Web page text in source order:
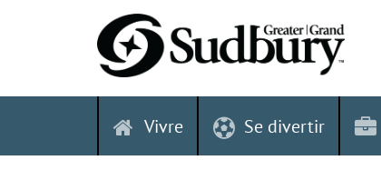
Vivre Se divertir